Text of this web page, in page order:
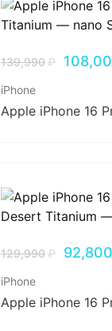
139,990₽
iPhone
Apple iPhone 16
129,990₽ 92,800
iPhone
Apple iPhone 16